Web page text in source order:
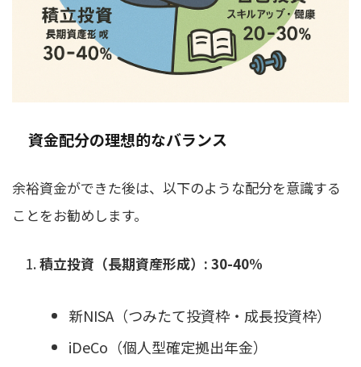
資金配分の理想的なバランス
余裕資金ができた後は、以下のような配分を意識する
ことをお勧めします。
積立投資（長期資産形成）: 30-40%
新NISA（つみたて投資枠・成長投資枠）
iDeCo（個人型確定拠出年金）